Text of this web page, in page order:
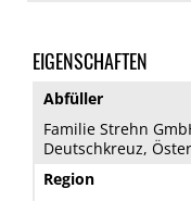
EIGENSCHAFTEN
Abfüller
Familie Strehn
Deutschkreuz,
Region